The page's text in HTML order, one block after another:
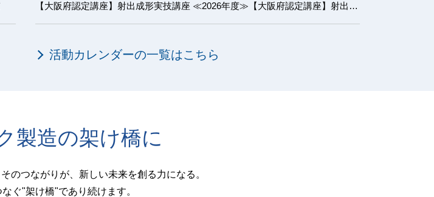
【大阪府認定講座】射出成形実技講座 ≪2026年度≫【大阪府認定講座】射出成形実技講座 初級コース
活動カレンダーの一覧はこちら
製造の架け橋に
のつながりが、新しい未来を創る力になる。
ぐ"架け橋"であり続けます。